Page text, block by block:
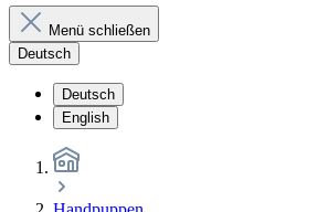
Menü schließen
Deutsch
Deutsch
English